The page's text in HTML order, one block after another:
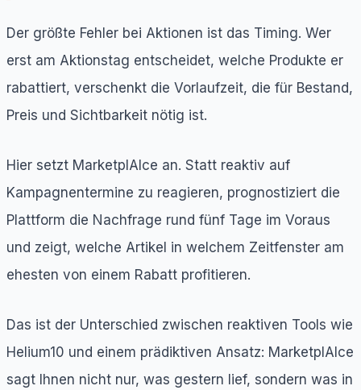
Der größte Fehler bei Aktionen ist das Timing. Wer
erst am Aktionstag entscheidet, welche Produkte er
rabattiert, verschenkt die Vorlaufzeit, die für Bestand,
Preis und Sichtbarkeit nötig ist.
Hier setzt MarketplAIce an. Statt reaktiv auf
Kampagnentermine zu reagieren, prognostiziert die
Plattform die Nachfrage rund fünf Tage im Voraus
und zeigt, welche Artikel in welchem Zeitfenster am
ehesten von einem Rabatt profitieren.
Das ist der Unterschied zwischen reaktiven Tools wie
Helium10 und einem prädiktiven Ansatz: MarketplAIce
sagt Ihnen nicht nur, was gestern lief, sondern was in